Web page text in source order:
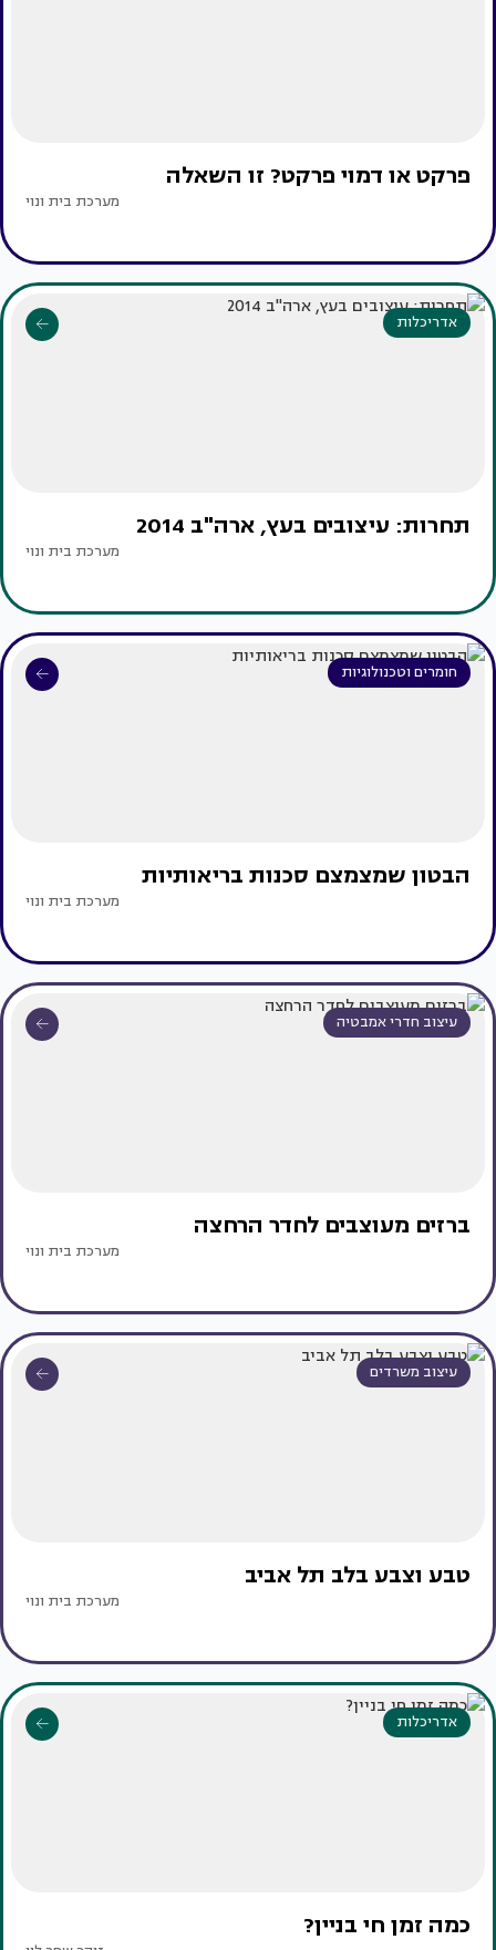
פרקט או דמוי פרקט? זו השאלה
מערכת בית ונוי
אדריכלות
תחרות: עיצובים בעץ, ארה"ב 2014
מערכת בית ונוי
חומרים וטכנולוגיות
הבטון שמצמצם סכנות בריאותיות
מערכת בית ונוי
עיצוב חדרי אמבטיה
ברזים מעוצבים לחדר הרחצה
מערכת בית ונוי
עיצוב משרדים
טבע וצבע בלב תל אביב
מערכת בית ונוי
אדריכלות
כמה זמן חי בניין?